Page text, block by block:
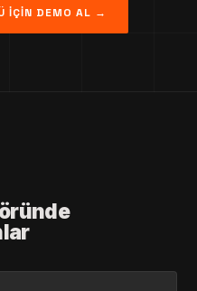
İÇIN DEMO AL →